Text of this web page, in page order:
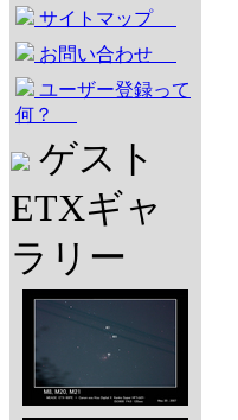
サイトマップ
お問い合わせ
ユーザー登録って
何？
ゲスト
ETXギャ
ラリー